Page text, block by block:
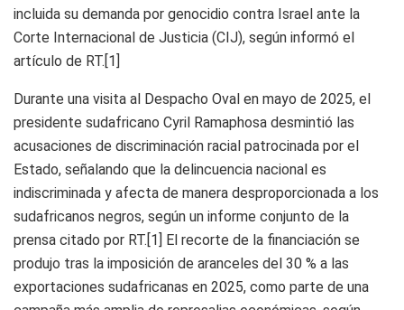
incluida su demanda por genocidio contra Israel ante la
Corte Internacional de Justicia (CIJ), según informó el
artículo de RT.[1]
Durante una visita al Despacho Oval en mayo de 2025, el
presidente sudafricano Cyril Ramaphosa desmintió las
acusaciones de discriminación racial patrocinada por el
Estado, señalando que la delincuencia nacional es
indiscriminada y afecta de manera desproporcionada a los
sudafricanos negros, según un informe conjunto de la
prensa citado por RT.[1] El recorte de la financiación se
produjo tras la imposición de aranceles del 30 % a las
exportaciones sudafricanas en 2025, como parte de una